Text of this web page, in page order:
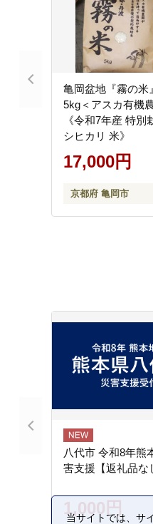
亀岡盆地『霧の米
5kg＜アスカ有機
《令和7年産 特別
シヒカリ 米》
17,000円
京都府 亀岡市
八代市 令和8年熊
害支援【返礼品な
1,000円
当サイトでは、サ